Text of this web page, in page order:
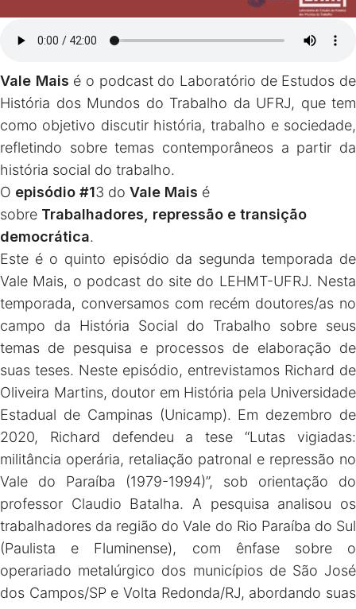
Vale Mais é o podcast do Laboratório de Estudos de
História dos Mundos do Trabalho da UFRJ, que tem
como objetivo discutir história, trabalho e sociedade,
refletindo sobre temas contemporâneos a partir da
história social do trabalho.
O episódio #13 do Vale Mais é
sobre Trabalhadores, repressão e transição
democrática.
Este é o quinto episódio da segunda temporada de
Vale Mais, o podcast do site do LEHMT-UFRJ. Nesta
temporada, conversamos com recém doutores/as no
campo da História Social do Trabalho sobre seus
temas de pesquisa e processos de elaboração de
suas teses. Neste episódio, entrevistamos Richard de
Oliveira Martins, doutor em História pela Universidade
Estadual de Campinas (Unicamp). Em dezembro de
2020, Richard defendeu a tese “Lutas vigiadas:
militância operária, retaliação patronal e repressão no
Vale do Paraíba (1979-1994)”, sob orientação do
professor Claudio Batalha. A pesquisa analisou os
trabalhadores da região do Vale do Rio Paraíba do Sul
(Paulista e Fluminense), com ênfase sobre o
operariado metalúrgico dos municípios de São José
dos Campos/SP e Volta Redonda/RJ, abordando suas